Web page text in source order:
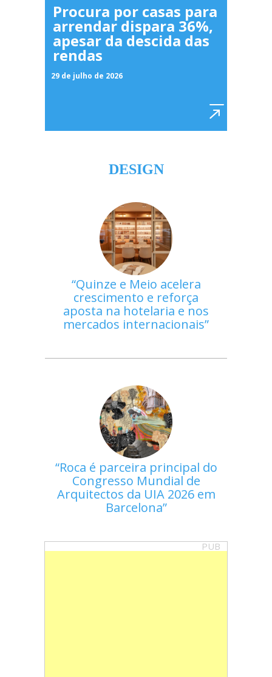
Procura por casas para
arrendar dispara 36%,
apesar da descida das
rendas
29 de julho de 2026
DESIGN
Quinze e Meio acelera
crescimento e reforça
aposta na hotelaria e nos
mercados internacionais
Roca é parceira principal do
Congresso Mundial de
Arquitectos da UIA 2026 em
Barcelona
PUB